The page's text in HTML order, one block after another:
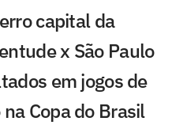
capital da
x São Paulo
em jogos de
Copa do Brasil